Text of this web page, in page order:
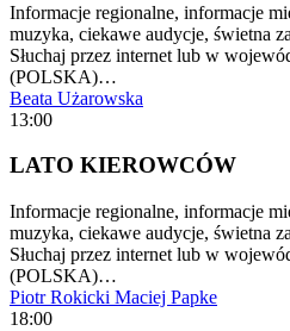
Informacje regionalne, informacje
muzyka, ciekawe audycje, świetna
Słuchaj przez internet lub w
(POLSKA)…
Beata Użarowska
13:00
LATO KIEROWCÓW
Informacje regionalne, informacje
muzyka, ciekawe audycje, świetna
Słuchaj przez internet lub w
(POLSKA)…
Piotr Rokicki Maciej Papke
18:00